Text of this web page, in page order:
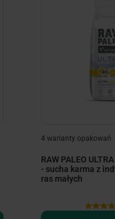
4 warianty opakowań
RAW PALEO
- sucha karma z
ras małych